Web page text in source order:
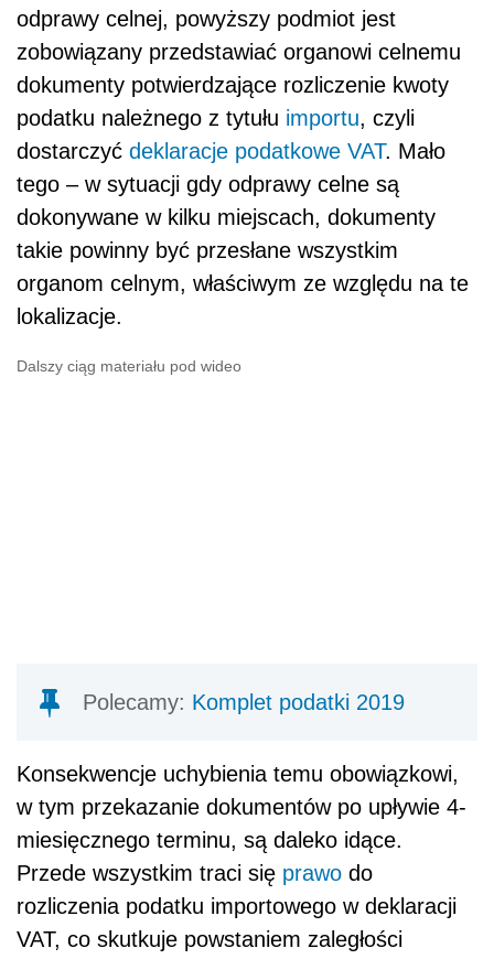
odprawy celnej, powyższy podmiot jest
zobowiązany przedstawiać organowi celnemu
dokumenty potwierdzające rozliczenie kwoty
podatku należnego z tytułu importu, czyli
dostarczyć deklaracje podatkowe VAT. Mało
tego – w sytuacji gdy odprawy celne są
dokonywane w kilku miejscach, dokumenty
takie powinny być przesłane wszystkim
organom celnym, właściwym ze względu na te
lokalizacje.
Dalszy ciąg materiału pod wideo
Polecamy: Komplet podatki 2019
Konsekwencje uchybienia temu obowiązkowi,
w tym przekazanie dokumentów po upływie 4-
miesięcznego terminu, są daleko idące.
Przede wszystkim traci się prawo do
rozliczenia podatku importowego w deklaracji
VAT, co skutkuje powstaniem zaległości